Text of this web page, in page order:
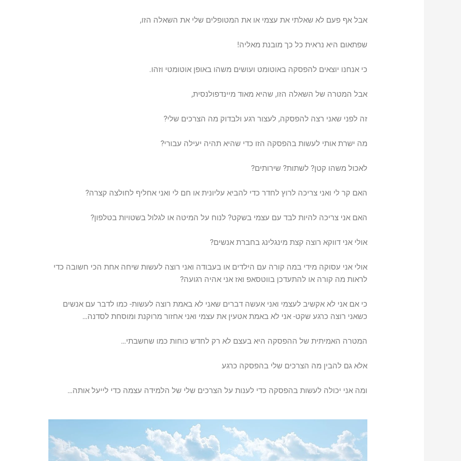
אבל אף פעם לא שאלתי את עצמי או את המטופלים שלי את השאלה הזו,
שפתאום היא נראית כל כך מובנת מאליה!
כי אנחנו יוצאים להפסקה באוטומט ועושים משהו באופן אוטומטי וזהו.
אבל המטרה של השאלה הזו, שהיא מאוד מיינדפולנסית,
זה לפני שאני רצה להפסקה, לעצור רגע ולבדוק מה הצרכים שלי?
מה ישרת אותי לעשות בהפסקה הזו כדי שהיא תהיה יעילה עבורי?
לאכול משהו קטן? לשתות? שירותים?
האם קר לי ואני צריכה לרוץ לחדר כדי להביא עליונית או חם לי ואני אחליף לחולצה קצרה?
האם אני צריכה להיות לבד עם עצמי בשקט? לנוח על המיטה או לגלול בשטויות בטלפון?
אולי אני דווקא רוצה קצת מינגלינג בחברת אנשים?
אולי אני עסוקה מידי במה קורה עם הילדים או בעבודה ואני רוצה לעשות שיחה אחת הכי חשובה כדי
לראות מה קורה או להתעדכן בווטסאפ ואז אני אהיה רגועה?
כי אם אני לא אקשיב לעצמי ואני אעשה דברים שאני לא באמת רוצה לעשות- כמו לדבר עם אנשים
כשאני רוצה כרגע שקט- אני לא באמת אטעין את עצמי ואני אחזור מרוקנת ומוסחת לסדנה…
המטרה האמיתית של ההפסקה היא בעצם לא רק לחדש כוחות כמו שחשבתי…
אלא גםלהבין מה הצרכים שלי בהפסקה כרגע
ומה אני יכולה לעשות בהפסקה כדי לענות על הצרכים שלי של הלמידה עצמה כדי לייעל אותה…